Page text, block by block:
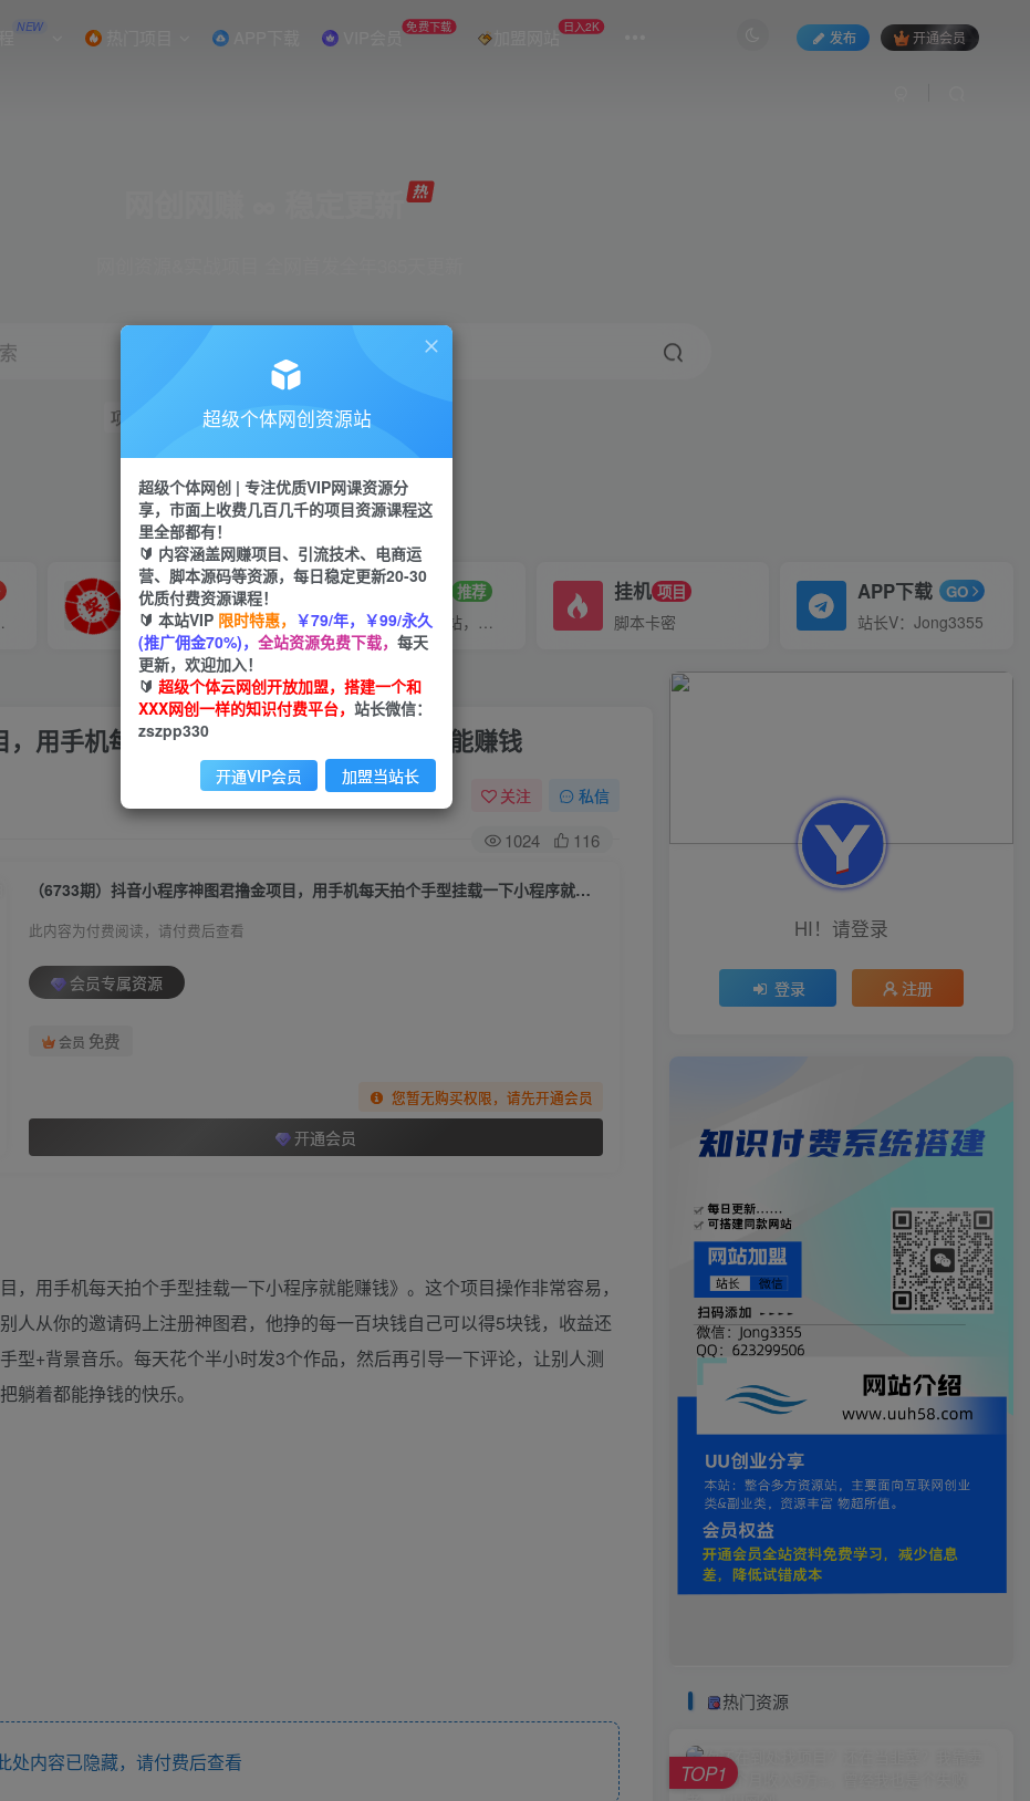
NEW 热门项目 APP下载 VIP会员 免费下载 加盟网站 日入2K
发布 开通会员
项目 引流 短视频 小红书
子。
VIP推广
70%分佣
会员专属推广链接
招募站长 推荐
搭建同款网站，自己当老板
挂机 项目
脚本卡密
APP下载 GO
站长V：Jong3355
，用手机每天拍个手型挂载一下小程序就能赚钱
关注 私信
1024 116
（6733期）抖音小程序神图君撸金项目，用手机每天拍个手型挂载一下小程序就能赚钱
此内容为付费阅读，请付费后查看
会员专属资源
会员 免费
您暂无购买权限，请先开通会员
开通会员
用手机每天拍个手型挂载一下小程序就能赚钱》。这个项目操作非常容易，
人从你的邀请码上注册神图君，他挣的每一百块钱自己可以得5块钱，收益还
型+背景音乐。每天花个半小时发3个作品，然后再引导一下评论，让别人测
躺着都能挣钱的快乐。
处内容已隐藏，请付费后查看
HI！请登录
登录 注册
热门资源
TOP1
超级个体网创资源站
超级个体网创 | 专注优质VIP网课资源分
享，市面上收费几百几千的项目资源课程这
里全部都有！
🔰 内容涵盖网赚项目、引流技术、电商运
营、脚本源码等资源，每日稳定更新20-30
优质付费资源课程！
🔰 本站VIP 限时特惠， ￥79/年，￥99/永久
(推广佣金70%)， 全站资源免费下载， 每天
更新，欢迎加入！
🔰 超级个体云网创开放加盟，搭建一个和
XXX网创一样的知识付费平台， 站长微信：
zszpp330
开通VIP会员 加盟当站长